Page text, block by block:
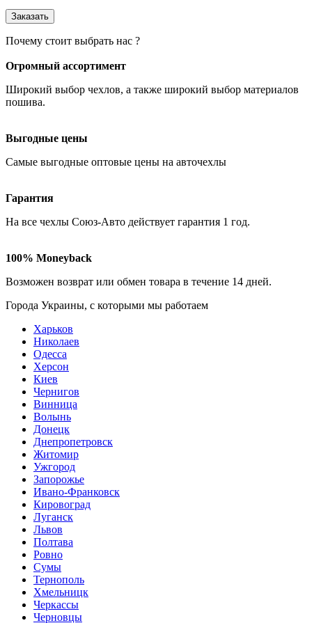
Почему стоит выбрать нас ?
Огромный ассортимент
Широкий выбор чехлов, а также широкий выбор материалов
пошива.
Выгодные цены
Самые выгодные оптовые цены на авточехлы
Гарантия
На все чехлы Союз-Авто действует гарантия 1 год.
100% Moneyback
Возможен возврат или обмен товара в течение 14 дней.
Города Украины, c которыми мы работаем
Харьков
Николаев
Одесса
Херсон
Киев
Чернигов
Винница
Волынь
Донецк
Днепропетровск
Житомир
Ужгород
Запорожье
Ивано-Франковск
Кировоград
Луганск
Львов
Полтава
Ровно
Сумы
Тернополь
Хмельницк
Черкассы
Черновцы